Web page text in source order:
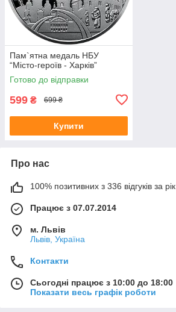
Пам`ятна медаль НБУ
“Місто-героїв - Харків”
Готово до відправки
599 ₴ 699 ₴
Купити
Про нас
100% позитивних з 336 відгуків за рік
Працює з 07.07.2014
м. Львів
Львів, Україна
Контакти
Сьогодні працює з 10:00 до 18:00
Показати весь графік роботи